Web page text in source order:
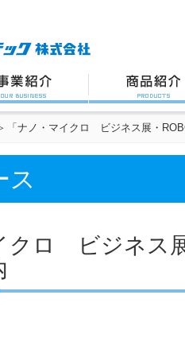
「ナノ・マイクロ ビジネス展・
ス
クロ ビジネス